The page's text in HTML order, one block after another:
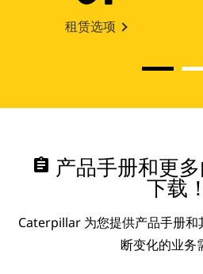
租赁选项
assignment 产品手册和更
下载！
Caterpillar 为您提供产品手册和
断变化的业务